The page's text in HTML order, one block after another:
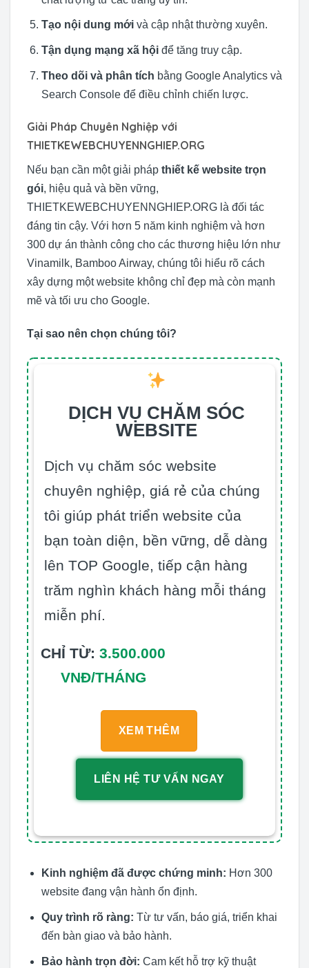
Tạo nội dung mớivà cập nhật thường xuyên.
Tận dụng mạng xã hộiđể tăng truy cập.
Theo dõi và phân tích bằng Google Analytics và
Search Console để điều chỉnh chiến lược.
Giải Pháp Chuyên Nghiệp với
THIETKEWEBCHUYENNGHIEP.ORG
Nếu bạn cần một giải pháp thiết kế website trọn
gói, hiệu quả và bền vững,
THIETKEWEBCHUYENNGHIEP.ORG là đối tác
đáng tin cậy. Với hơn 5 năm kinh nghiệm và hơn
300 dự án thành công cho các thương hiệu lớn như
Vinamilk, Bamboo Airway, chúng tôi hiểu rõ cách
xây dựng một website không chỉ đẹp mà còn mạnh
mẽ và tối ưu cho Google.
Tại sao nên chọn chúng tôi?
DỊCH VỤ CHĂM SÓC
WEBSITE
Dịch vụ chăm sóc website
chuyên nghiệp, giá rẻ của chúng
tôi giúp phát triển website của
bạn toàn diện, bền vững, dễ dàng
lên TOP Google, tiếp cận hàng
trăm nghìn khách hàng mỗi tháng
miễn phí.
CHỈ TỪ: 3.500.000
VNĐ/THÁNG
XEM THÊM
LIÊN HỆ TƯ VẤN NGAY
Kinh nghiệm đã được chứng minh: Hơn 300
website đang vận hành ổn định.
Quy trình rõ ràng: Từ tư vấn, báo giá, triển khai
đến bàn giao và bảo hành.
Bảo hành trọn đời: Cam kết hỗ trợ kỹ thuật